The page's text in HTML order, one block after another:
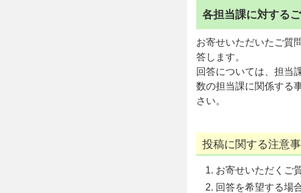
各担当課に対する
お寄せいただいたご質
答します。
回答については、担当
数の担当課に関係する
さい。
投稿に関する注意
お寄せいただくご
回答を希望する場